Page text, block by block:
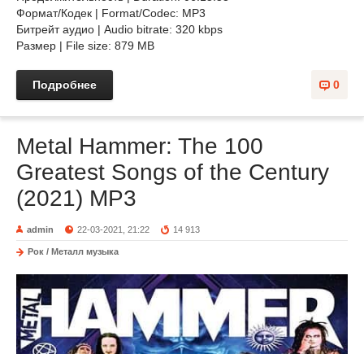
Формат/Кодек | Format/Codec: MP3
Битрейт аудио | Audio bitrate: 320 kbps
Размер | File size: 879 MB
0
Подробнее
Metal Hammer: The 100
Greatest Songs of the Century
(2021) MP3
admin 22-03-2021, 21:22 14 913
Рок / Металл музыка